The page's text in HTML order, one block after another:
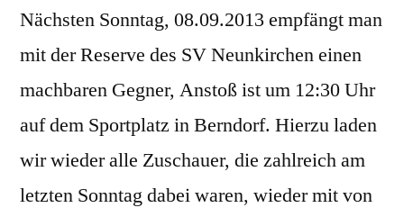
Nächsten Sonntag, 08.09.2013 empfängt man
mit der Reserve des SV Neunkirchen einen
machbaren Gegner, Anstoß ist um 12:30 Uhr
auf dem Sportplatz in Berndorf. Hierzu laden
wir wieder alle Zuschauer, die zahlreich am
letzten Sonntag dabei waren, wieder mit von